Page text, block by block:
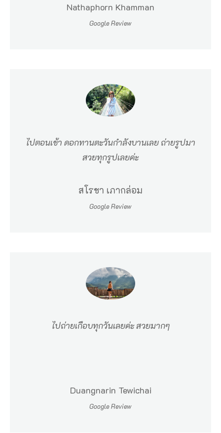
Nathaphorn Khamman
Google Review
ไปตอนเช้า ดอกทานตะวันกำลังบานเลย ถ่ายรูปมา
สวยทุกรูปเลยค่ะ
สโรชา เภากล่อม
Google Review
ไปถ่ายเกือบทุกวันเลยค่ะ สวยมากๆ
Duangnarin Tewichai
Google Review